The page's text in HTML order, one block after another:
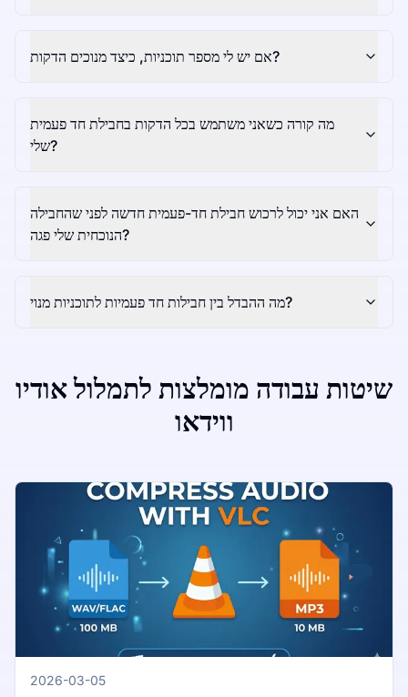
אם יש לי מספר תוכניות, כיצד מנוכים הדקות?
מה קורה כשאני משתמש בכל הדקות בחבילת חד פעמית
שלי?
האם אני יכול לרכוש חבילת חד-פעמית חדשה לפני שהחבילה
הנוכחית שלי פגה?
מה ההבדל בין חבילות חד פעמיות לתוכניות מנוי?
שיטות עבודה מומלצות לתמלול אודיו
ווידאו
2026-03-05